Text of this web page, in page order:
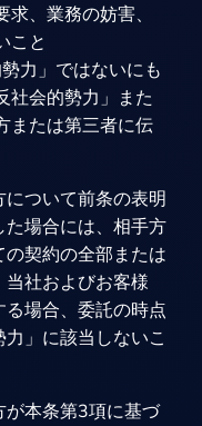
、業務の妨害、
こと
力」ではないにも
社会的勢力」また
または第三者に伝
ついて前条の表明
場合には、相手方
契約の全部または
社およびお客様
場合、委託の時点
」に該当しないこ
が本条第3項に基づ